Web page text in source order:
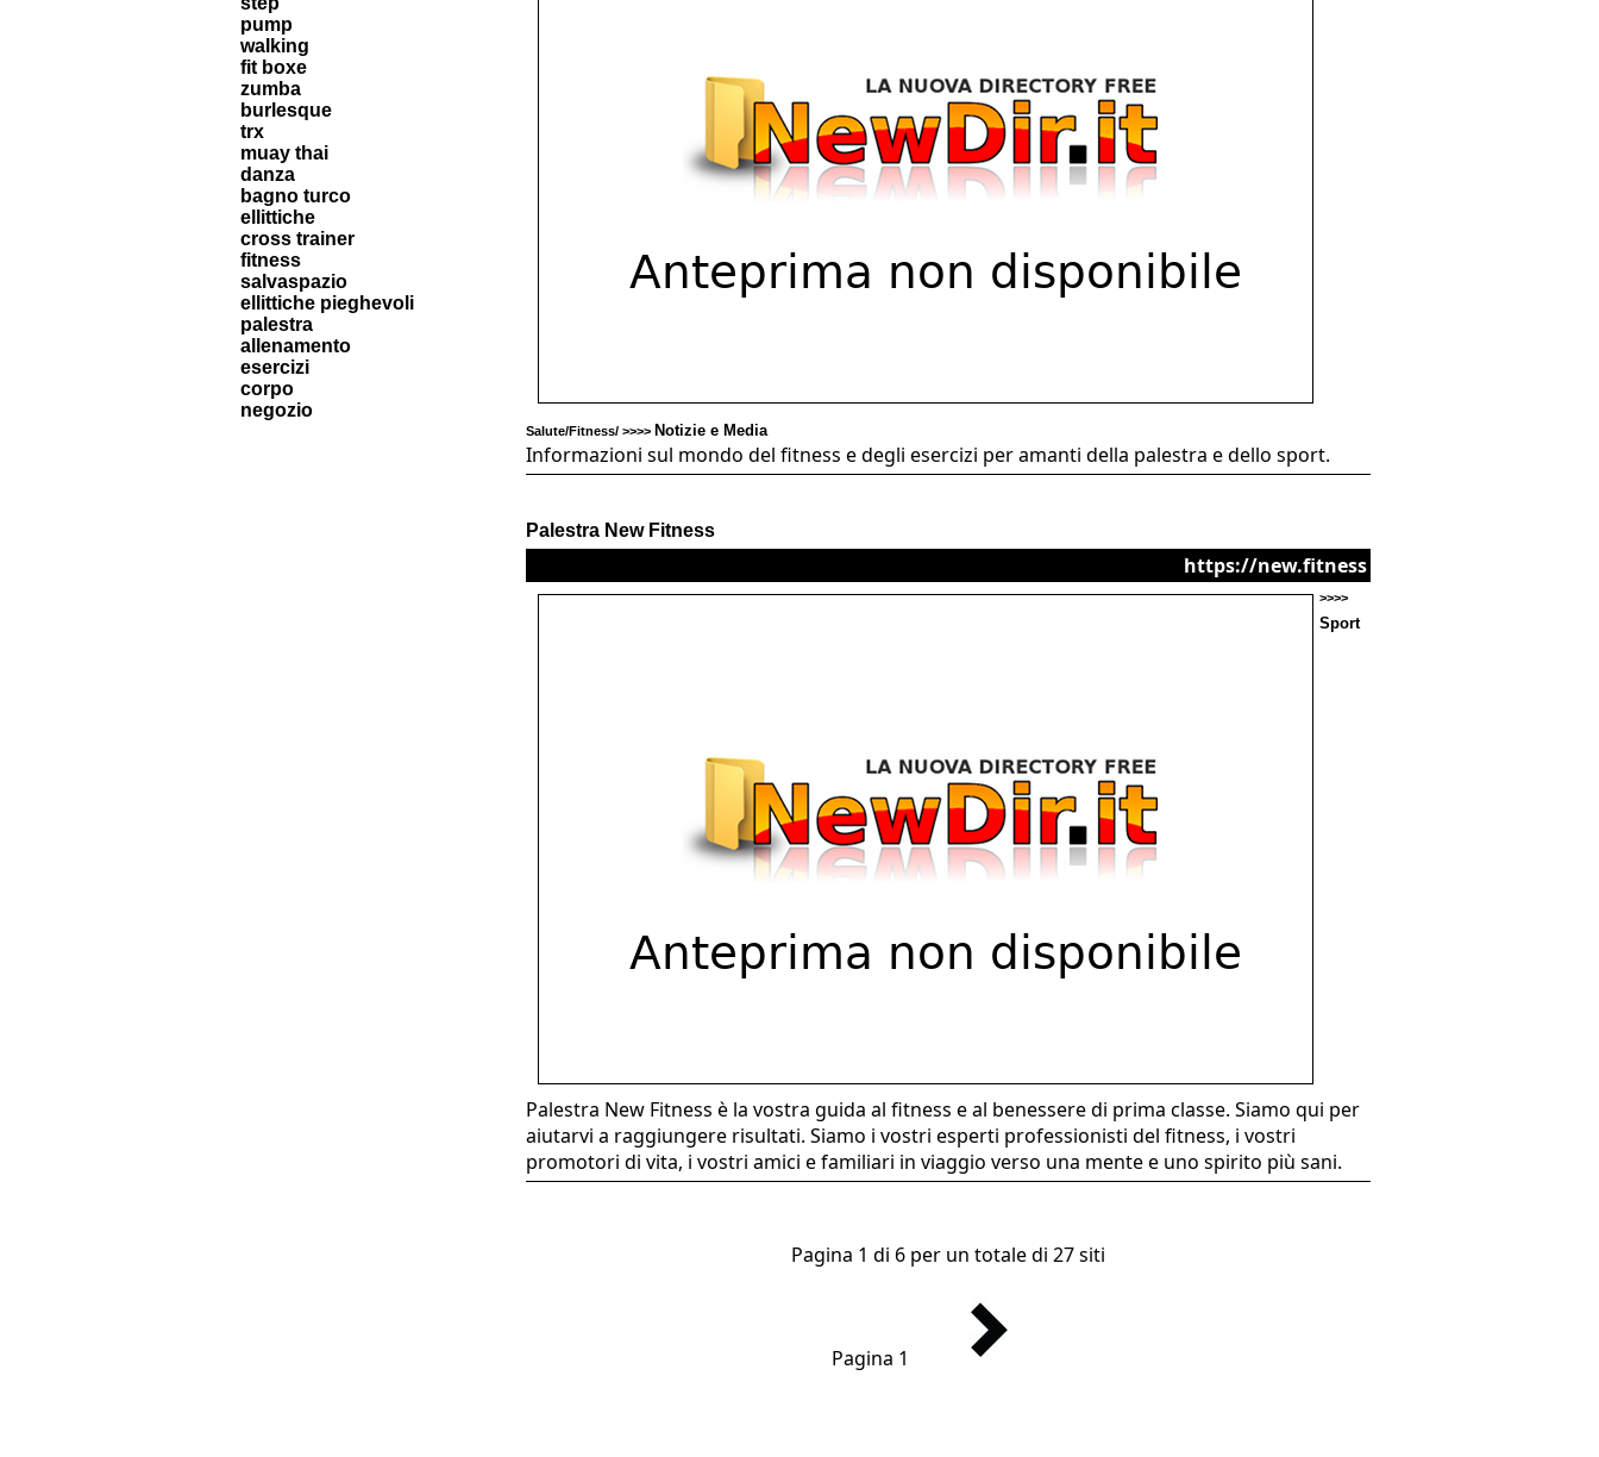
pump
walking
fit boxe
zumba
burlesque
trx
muay thai
danza
bagno turco
ellittiche
cross trainer
fitness
salvaspazio
ellittiche pieghevoli
palestra
allenamento
esercizi
corpo
negozio
Salute/Fitness/ >>>> Notizie e Media
Informazioni sul mondo del fitness e degli esercizi per amanti della palestra e dello sport.
Palestra New Fitness
https://new.fitness
>>>>
Sport
Palestra New Fitness è la vostra guida al fitness e al benessere di prima classe. Siamo qui per
aiutarvi a raggiungere risultati. Siamo i vostri esperti professionisti del fitness, i vostri
promotori di vita, i vostri amici e familiari in viaggio verso una mente e uno spirito più sani.
Pagina 1 di 6 per un totale di 27 siti
Pagina 1